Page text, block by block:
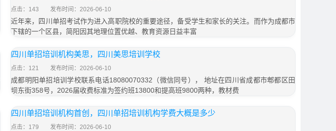
点击：143 发布时间：2026-06-10
近年来，四川单招考试作为进入高职院校的重要途径，备受学生和家长的关注。而作为成都市
下辖的一个区县，简阳因其地理位置优越、教育资源日益丰富
四川单招培训机构美思，四川美思培训学校
点击：121 发布时间：2026-06-10
成都明阳单招培训学校联系电话18080070332（微信同号）， 地址在四川省成都市郫都区田
坝东街358号，2026届收费标准为签约班13800和提高班9800两种，教材费
四川单招培训机构首创，四川单招培训机构学费大概是多少
点击：179 发布时间：2026-06-10